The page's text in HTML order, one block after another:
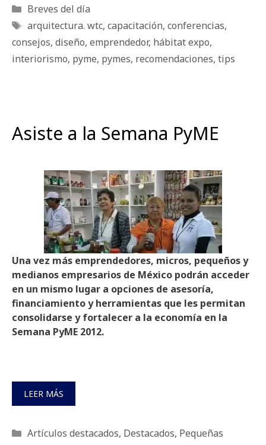
Categorías
Breves del día
Etiquetas
arquitectura. wtc, capacitación, conferencias,
consejos, diseño, emprendedor, hábitat expo,
interiorismo, pyme, pymes, recomendaciones, tips
Asiste a la Semana PyME
Una vez más emprendedores, micros, pequeños y
medianos empresarios de México podrán acceder
en un mismo lugar a opciones de asesoría,
financiamiento y herramientas que les permitan
consolidarse y fortalecer a la economía en la
Semana PyME 2012.
LEER MÁS
Categorías
Artículos destacados, Destacados, Pequeñas